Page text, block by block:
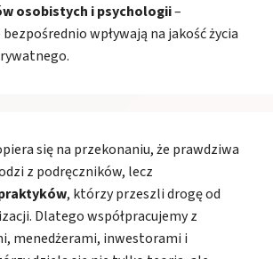
osobistych i psychologii–
wpływają na jakość życia
się na przekonaniu, że prawdziwa
z podręczników, lecz
, którzy przeszli drogę od
Dlatego współpracujemy z
menedżerami, inwestorami i